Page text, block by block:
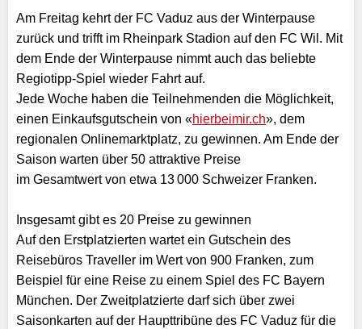
Am Freitag kehrt der FC Vaduz aus der Winterpause
zurück und trifft im Rheinpark Stadion auf den FC Wil. Mit
dem Ende der Winterpause nimmt auch das beliebte
Regiotipp-Spiel wieder Fahrt auf.
Jede Woche haben die Teilnehmenden die Möglichkeit,
einen Einkaufsgutschein von «hierbeimir.ch», dem
regionalen Onlinemarktplatz, zu gewinnen. Am Ende der
Saison warten über 50 attraktive Preise
im Gesamtwert von etwa 13 000 Schweizer Franken.
Insgesamt gibt es 20 Preise zu gewinnen
Auf den Erstplatzierten wartet ein Gutschein des
Reisebüros Traveller im Wert von 900 Franken, zum
Beispiel für eine Reise zu einem Spiel des FC Bayern
München. Der Zweitplatzierte darf sich über zwei
Saisonkarten auf der Haupttribüne des FC Vaduz für die